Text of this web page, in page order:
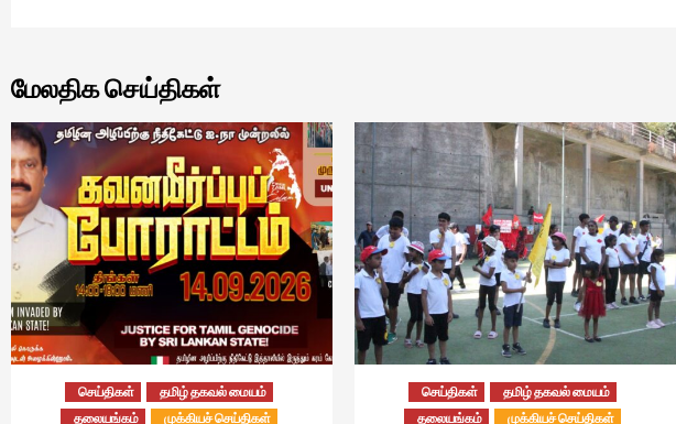
மேலதிக செய்திகள்
செய்திகள்
தமிழ் தகவல் மையம்
தலையங்கம்
முக்கியச் செய்திகள்
செய்திகள்
தமிழ் தகவல் மையம்
தலையங்கம்
முக்கியச் செய்திகள்